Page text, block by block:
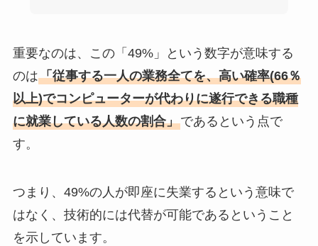
重要なのは、この「49%」という数字が意味する
のは「従事する一人の業務全てを、高い確率(66％
以上)でコンピューターが代わりに遂行できる職種
に就業している人数の割合」であるという点で
す。
つまり、49%の人が即座に失業するという意味で
はなく、技術的には代替が可能であるということ
を示しています。